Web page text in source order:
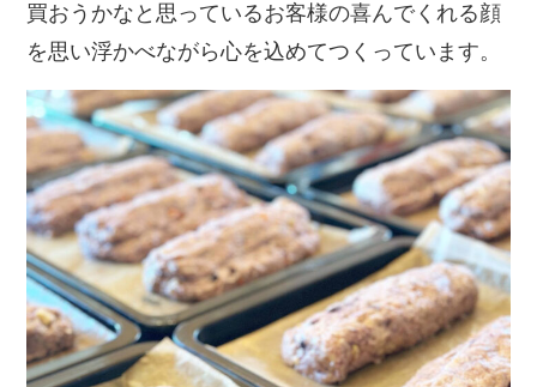
買おうかなと思っているお客様の喜んでくれる顔
を思い浮かべながら心を込めてつくっています。